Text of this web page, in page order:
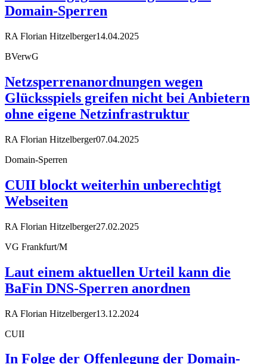
Domain-Sperren
RA Florian Hitzelberger14.04.2025
BVerwG
Netzsperrenanordnungen wegen
Glücksspiels greifen nicht bei Anbietern
ohne eigene Netzinfrastruktur
RA Florian Hitzelberger07.04.2025
Domain-Sperren
CUII blockt weiterhin unberechtigt
Webseiten
RA Florian Hitzelberger27.02.2025
VG Frankfurt/M
Laut einem aktuellen Urteil kann die
BaFin DNS-Sperren anordnen
RA Florian Hitzelberger13.12.2024
CUII
In Folge der Offenlegung der Domain-